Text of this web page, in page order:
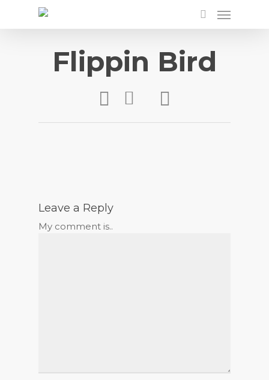
Flippin Bird
Leave a Reply
My comment is..